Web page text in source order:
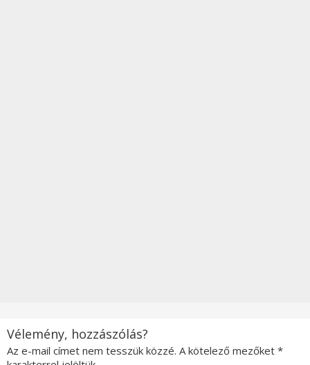
Vélemény, hozzászólás?
Az e-mail címet nem tesszük közzé. A kötelező mezőket *